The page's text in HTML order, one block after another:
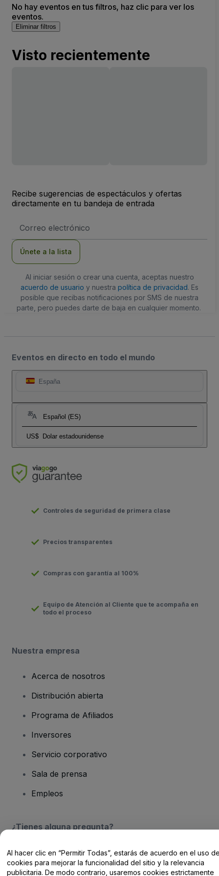
No hay eventos en tus filtros, haz clic para ver los
eventos.
Eliminar filtros
Visto recientemente
Recibe sugerencias de espectáculos y ofertas
directamente en tu bandeja de entrada
de
Únete a la lista
Al iniciar sesión o crear una cuenta, aceptas nuestro
acuerdo de usuario y nuestra política de privacidad. Es
posible que recibas notificaciones por SMS de nuestra
parte, pero puedes darte de baja en cualquier momento.
Eventos en directo en todo el mundo
España
Español (ES)
US$ Dolar estadounidense
Controles de seguridad de primera clase
Precios transparentes
Compras con garantía al 100%
Equipo de Atención al Cliente que te acompaña en
todo el proceso
Nuestra empresa
Acerca de nosotros
Distribución abierta
Programa de Afiliados
Inversores
Servicio corporativo
Sala de prensa
Empleos
¿Tienes alguna pregunta?
Centro de Ayuda / Contacto
Al hacer clic en “Permitir Todas”, estarás de acuerdo en el uso
cookies para mejorar la funcionalidad del sitio y la relevancia
publicitaria. De modo contrario, usaremos cookies estrictamente